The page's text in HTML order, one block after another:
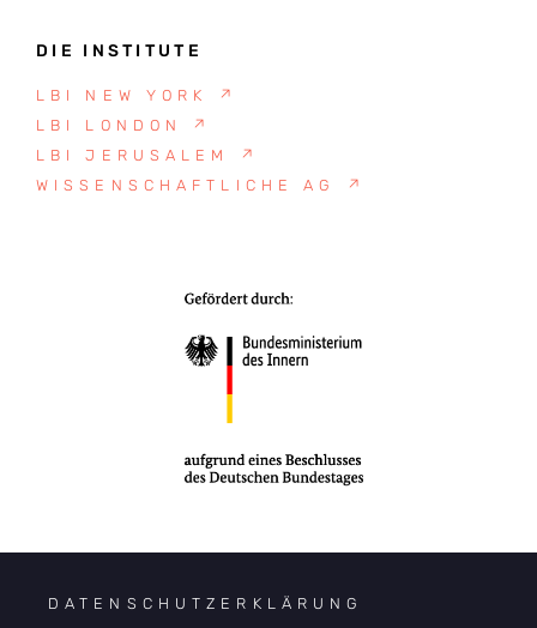
DIE INSTITUTE
LBI NEW YORK
↗
LBI LONDON
↗
LBI JERUSALEM
↗
WISSENSCHAFTLICHE AG
↗
DATENSCHUTZERKLÄRUNG